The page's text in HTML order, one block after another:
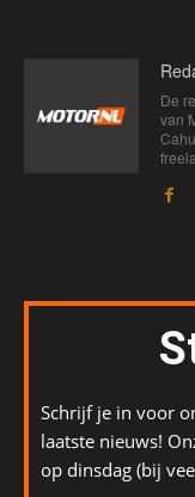
De
van
Schrijf je in voor
laatste nieuws!
op dinsdag (bij